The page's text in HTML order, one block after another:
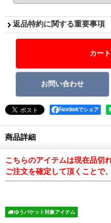
返品特約に関する重要事項
Facebookでシェア
商品詳細
こちらのアイテムは現在品切
ご注文を確定して頂くことで
ゆうパケット対象アイテム